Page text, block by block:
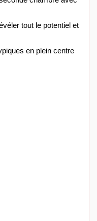
tout le potentiel et
en plein centre